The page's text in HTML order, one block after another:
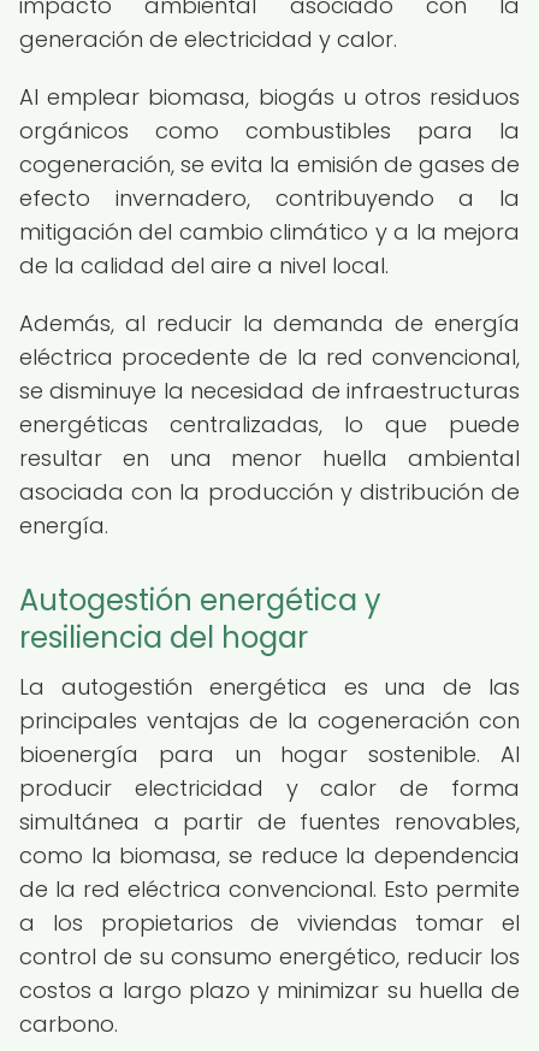
generación de electricidad y calor.
Al emplear biomasa, biogás u otros residuos
orgánicos como combustibles para la
cogeneración, se evita la emisión de gases de
efecto invernadero, contribuyendo a la
mitigación del cambio climático y a la mejora
de la calidad del aire a nivel local.
Además, al reducir la demanda de energía
eléctrica procedente de la red convencional,
se disminuye la necesidad de infraestructuras
energéticas centralizadas, lo que puede
resultar en una menor huella ambiental
asociada con la producción y distribución de
energía.
Autogestión energética y
resiliencia del hogar
La autogestión energética es una de las
principales ventajas de la cogeneración con
bioenergía para un hogar sostenible. Al
producir electricidad y calor de forma
simultánea a partir de fuentes renovables,
como la biomasa, se reduce la dependencia
de la red eléctrica convencional. Esto permite
a los propietarios de viviendas tomar el
control de su consumo energético, reducir los
costos a largo plazo y minimizar su huella de
carbono.